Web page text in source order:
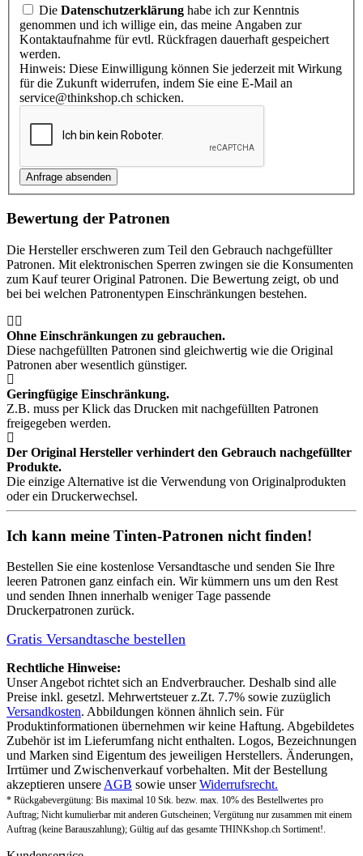
Die Datenschutzerklärung habe ich zur Kenntnis
genommen und ich willige ein, das meine Angaben zur
Kontaktaufnahme für evtl. Rückfragen dauerhaft gespeichert
werden.
Hinweis: Diese Einwilligung können Sie jederzeit mit Wirkung
für die Zukunft widerrufen, indem Sie eine E-Mail an
service@thinkshop.ch schicken.
Bewertung der Patronen
Die Hersteller erschweren zum Teil den Gebrauch nachgefüllter
Patronen. Mit elektronischen Sperren zwingen sie die Konsumenten
zum Kauf teurer Original Patronen. Die Bewertung zeigt, ob und
bei bei welchen Patronentypen Einschränkungen bestehen.
Ohne Einschränkungen zu gebrauchen.
Diese nachgefüllten Patronen sind gleichwertig wie die Original
Patronen aber wesentlich günstiger.
Geringfügige Einschränkung.
Z.B. muss per Klick das Drucken mit nachgefüllten Patronen
freigegeben werden.
Der Original Hersteller verhindert den Gebrauch nachgefüllter
Produkte.
Die einzige Alternative ist die Verwendung von Originalprodukten
oder ein Druckerwechsel.
Ich kann meine Tinten-Patronen nicht finden!
Bestellen Sie eine kostenlose Versandtasche und senden Sie Ihre
leeren Patronen ganz einfach ein. Wir kümmern uns um den Rest
und senden Ihnen innerhalb weniger Tage passende
Druckerpatronen zurück.
Gratis Versandtasche bestellen
Rechtliche Hinweise:
Unser Angebot richtet sich an Endverbraucher. Deshalb sind alle
Preise inkl. gesetzl. Mehrwertsteuer z.Zt. 7.7% sowie zuzüglich
Versandkosten. Abbildungen können ähnlich sein. Für
Produktinformationen übernehmen wir keine Haftung. Abgebildetes
Zubehör ist im Lieferumfang nicht enthalten. Logos, Bezeichnungen
und Marken sind Eigentum des jeweiligen Herstellers. Änderungen,
Irrtümer und Zwischenverkauf vorbehalten. Mit der Bestellung
akzeptieren unsere AGB sowie unserWiderrufsrecht.
* Rückgabevergütung: Bis maximal 10 Stk. bezw. max. 10% des Bestellwertes pro
Auftrag; Nicht kumulierbar mit anderen Gutscheinen; Vergütung nur zusammen mit einem
Auftrag (keine Barauszahlung); Gültig auf das gesamte THINKshop.ch Sortiment!.